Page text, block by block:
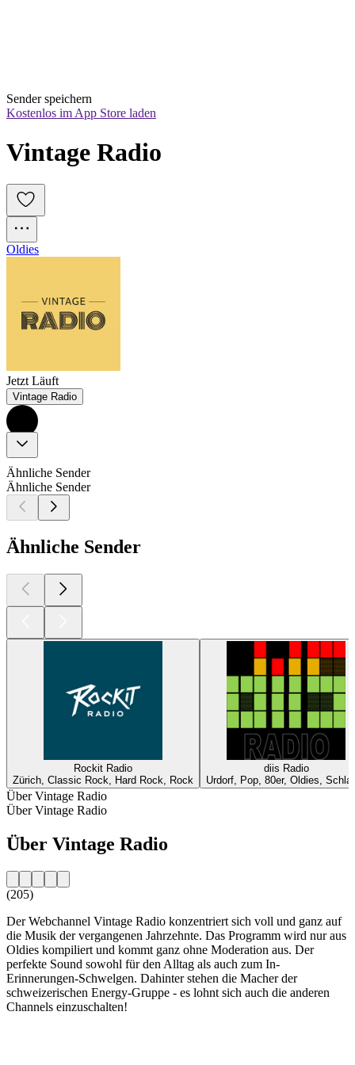
Sender speichern
Kostenlos im App Store laden
Vintage Radio
Oldies
Jetzt Läuft
Vintage Radio
Ähnliche Sender
Ähnliche Sender
Ähnliche Sender
Rockit Radio
Zürich, Classic Rock, Hard Rock, Rock
diis Radio
Urdorf, Pop, 80er, Oldies,
Über Vintage Radio
Über Vintage Radio
Über Vintage Radio
(205)
Der Webchannel Vintage Radio konzentriert sich voll und ganz auf
die Musik der vergangenen Jahrzehnte. Das Programm wird nur aus
Oldies kompiliert und kommt ganz ohne Moderation aus. Der
perfekte Sound sowohl für den Alltag als auch zum In-
Erinnerungen-Schwelgen. Dahinter stehen die Macher der
schweizerischen Energy-Gruppe - es lohnt sich auch die anderen
Channels einzuschalten!